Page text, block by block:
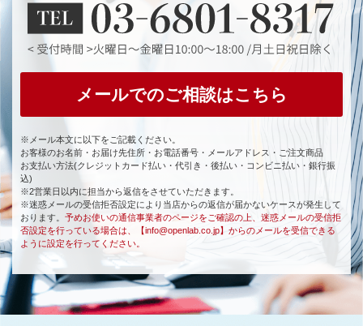
メールでのご相談はこちら
※メール本文に以下をご記載ください。
お客様のお名前・お届け先住所・お電話番号・メールアドレス・ご注文商品
お支払い方法(クレジットカード払い・代引き・後払い・コンビニ払い・銀行振
込)
※2営業日以内に担当から返信をさせていただきます。
※迷惑メールの受信拒否設定により当店からの返信が届かないケースが発生して
おります。 予めお使いの通信事業者のページをご確認の上、迷惑メールの受信拒
否設定を行っている場合は、【info@openlab.co.jp】からのメールを受信できる
ように設定を行ってください。